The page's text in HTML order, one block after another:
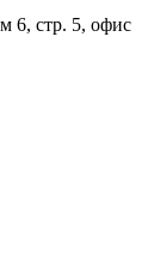
6, стр. 5, офис